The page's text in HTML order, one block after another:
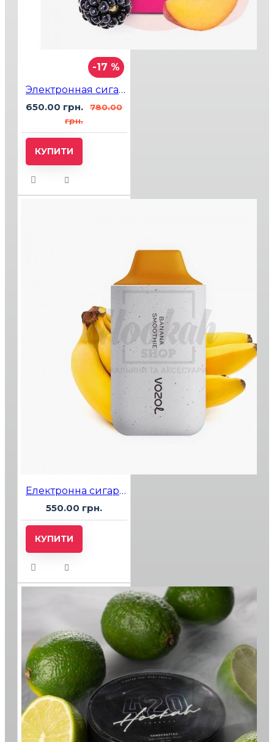
-17 %
Электронная сигарета Elf Bar GH23000 Peach Berry (Персик Ягоды)
650.00 грн.
780.00
грн.
КУПИТИ
Електронна сигарета Vozol 6000 Banana Smoothie (банановий смузі)
550.00 грн.
КУПИТИ